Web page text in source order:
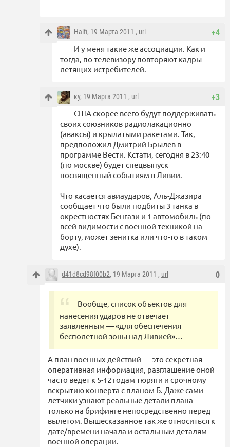
+4
Haifi, 19 Марта 2011 , url
И у меня такие же ассоциации. Как и
тогда, по телевизору повторяют кадры
летящих истребителей.
+3
ку, 19 Марта 2011 , url
США скорее всего будут поддерживать
своих союзников радиолакационно
(аваксы) и крылатыми ракетами. Так,
предположил Дмитрий Брылев в
программе Вести. Кстати, сегодня в 23:40
(по москве) будет спецвыпуск
посвященный событиям в Ливии.
Что касается авиаударов, Аль-Джазира
сообщает что были подбиты 3 танка в
окрестностях Бенгази и 1 автомобиль (по
всей видимости с военной техникой на
борту, может зенитка или что-то в таком
духе).
0
d41d8cd98f00b2, 19 Марта 2011 , url
Вообще, список объектов для
нанесения ударов не отвечает
заявленным — «для обеспечения
бесполетной зоны над Ливией»…
А план военных действий — это секретная
оперативная информация, разглашение оной
часто ведет к 5-12 годам тюряги и срочному
вскрытию конверта с планом Б. Даже сами
летчики узнают реальные детали плана
только на брифинге непосредственно перед
вылетом. Вышесказанное так же относиться к
дате/времени начала и остальным деталям
военной операции.